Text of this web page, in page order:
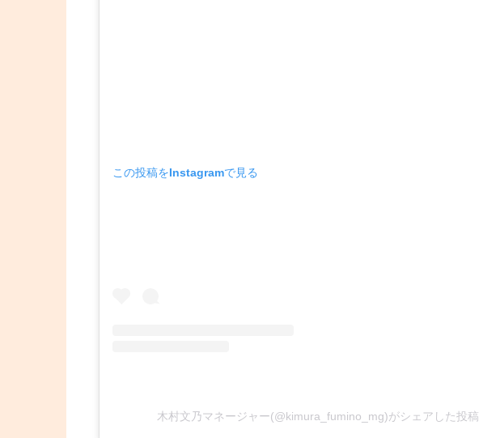
この投稿をInstagramで見る
木村文乃マネージャー(@kimura_fumino_mg)がシェアした投稿